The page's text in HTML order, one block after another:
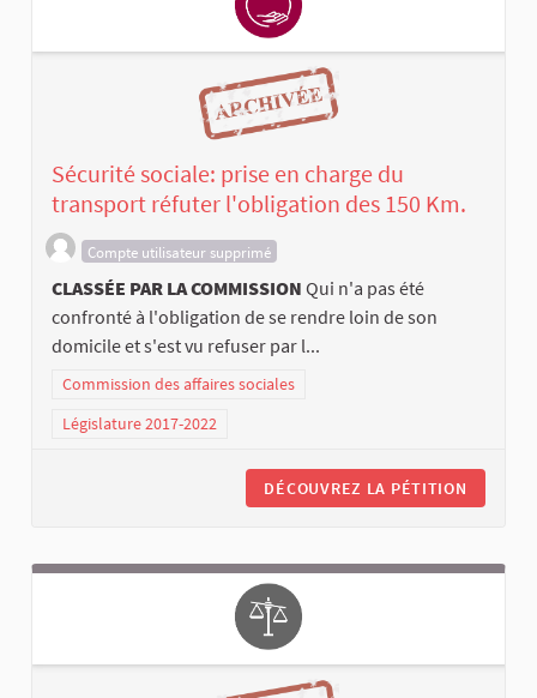
Sécurité sociale: prise en charge du
transport réfuter l'obligation des 150 Km.
Compte utilisateur supprimé
CLASSÉE PAR LA COMMISSION Qui n'a pas été
confronté à l'obligation de se rendre loin de son
domicile et s'est vu refuser par l...
Commission des affaires sociales
Législature 2017-2022
DÉCOUVREZ LA PÉTITION